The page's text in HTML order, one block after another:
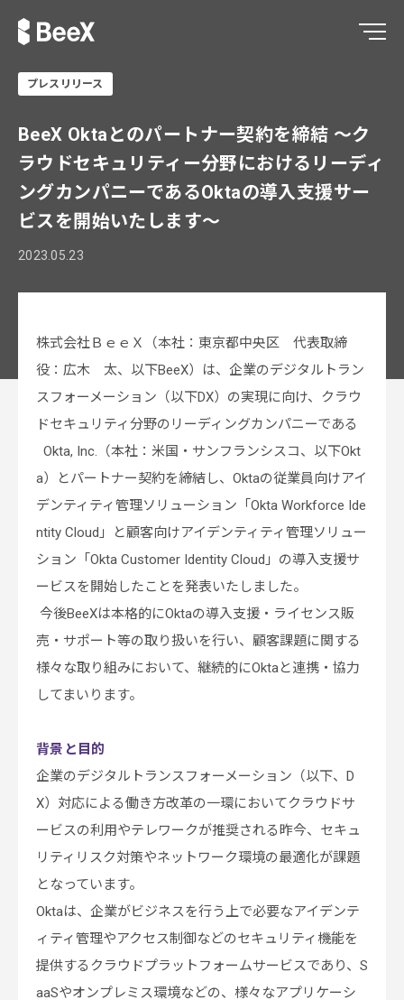
プレスリリース
BeeX Oktaとのパートナー契約を締結 〜ク
ラウドセキュリティー分野におけるリーディ
ングカンパニーであるOktaの導入支援サー
ビスを開始いたします～
2023.05.23
株式会社ＢｅｅＸ（本社：東京都中央区 代表取締
役：広木 太、以下BeeX）は、企業のデジタルトラン
スフォーメーション（以下DX）の実現に向け、クラウ
ドセキュリティ分野のリーディングカンパニーである
Okta, Inc.（本社：米国・サンフランシスコ、以下Okt
a）とパートナー契約を締結し、Oktaの従業員向けアイ
デンティティ管理ソリューション「Okta Workforce Ide
ntity Cloud」と顧客向けアイデンティティ管理ソリュー
ション「Okta Customer Identity Cloud」の導入支援サ
ービスを開始したことを発表いたしました。
今後BeeXは本格的にOktaの導入支援・ライセンス販
売・サポート等の取り扱いを行い、顧客課題に関する
様々な取り組みにおいて、継続的にOktaと連携・協力
してまいります。
背景と目的
企業のデジタルトランスフォーメーション（以下、D
X）対応による働き方改革の一環においてクラウドサ
ービスの利用やテレワークが推奨される昨今、セキュ
リティリスク対策やネットワーク環境の最適化が課題
となっています。
Oktaは、企業がビジネスを行う上で必要なアイデンテ
ィティ管理やアクセス制御などのセキュリティ機能を
提供するクラウドプラットフォームサービスであり、S
aaSやオンプレミス環境などの、様々なアプリケーシ